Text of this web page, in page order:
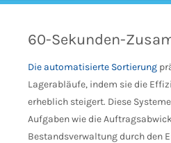
60-Sekunden-
Die automatisierte Sortierung
Lagerabläufe, indem sie die
erheblich steigert. Diese
Aufgaben wie die
Bestandsverwaltung durch den